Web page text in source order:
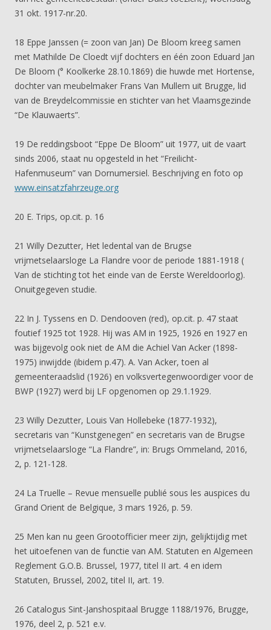
31 okt. 1917-nr.20.
18 Eppe Janssen (= zoon van Jan) De Bloom kreeg samen
met Mathilde De Cloedt vijf dochters en één zoon Eduard Jan
De Bloom (° Koolkerke 28.10.1869) die huwde met Hortense,
dochter van meubelmaker Frans Van Mullem uit Brugge, lid
van de Breydelcommissie en stichter van het Vlaamsgezinde
“De Klauwaerts”.
19 De reddingsboot “Eppe De Bloom” uit 1977, uit de vaart
sinds 2006, staat nu opgesteld in het “Freilicht-
Hafenmuseum” van Dornumersiel. Beschrijving en foto op
www.einsatzfahrzeuge.org
20 E. Trips, op.cit. p. 16
21 Willy Dezutter, Het ledental van de Brugse
vrijmetselaarsloge La Flandre voor de periode 1881-1918 (
Van de stichting tot het einde van de Eerste Wereldoorlog).
Onuitgegeven studie.
22 In J. Tyssens en D. Dendooven (red), op.cit. p. 47 staat
foutief 1925 tot 1928. Hij was AM in 1925, 1926 en 1927 en
was bijgevolg ook niet de AM die Achiel Van Acker (1898-
1975) inwijdde (ibidem p.47). A. Van Acker, toen al
gemeenteraadslid (1926) en volksvertegenwoordiger voor de
BWP (1927) werd bij LF opgenomen op 29.1.1929.
23 Willy Dezutter, Louis Van Hollebeke (1877-1932),
secretaris van “Kunstgenegen” en secretaris van de Brugse
vrijmetselaarsloge “La Flandre”, in: Brugs Ommeland, 2016,
2, p. 121-128.
24 La Truelle – Revue mensuelle publié sous les auspices du
Grand Orient de Belgique, 3 mars 1926, p. 59.
25 Men kan nu geen Grootofficier meer zijn, gelijktijdig met
het uitoefenen van de functie van AM. Statuten en Algemeen
Reglement G.O.B. Brussel, 1977, titel II art. 4 en idem
Statuten, Brussel, 2002, titel II, art. 19.
26 Catalogus Sint-Janshospitaal Brugge 1188/1976, Brugge,
1976, deel 2, p. 521 e.v.